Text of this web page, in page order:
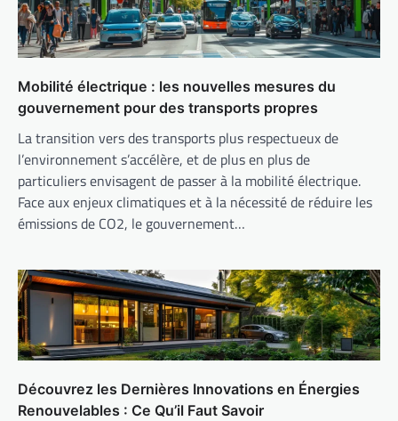
Mobilité électrique : les nouvelles mesures du
gouvernement pour des transports propres
La transition vers des transports plus respectueux de
l’environnement s’accélère, et de plus en plus de
particuliers envisagent de passer à la mobilité électrique.
Face aux enjeux climatiques et à la nécessité de réduire les
émissions de CO2, le gouvernement…
Découvrez les Dernières Innovations en Énergies
Renouvelables : Ce Qu’il Faut Savoir